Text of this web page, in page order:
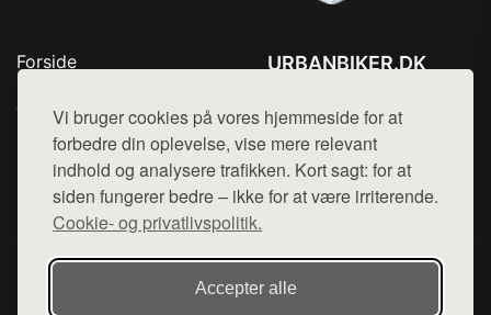
Vi bruger cookies på vores hjemmeside for at
forbedre din oplevelse, vise mere relevant
indhold og analysere trafikken. Kort sagt: for at
siden fungerer bedre – ikke for at være irriterende.
Cookie- og privatlivspolitik.
Accepter alle
Forside
Top Rabatter
Blog
Kontakt
URBANBIKER.DK
Mail: hej@want.dk
Cookie- og privatlivspolitik
Denne side er en del af want.dk, der udgiver en række
hjemmesider med præsentation af forskellige produkter fra